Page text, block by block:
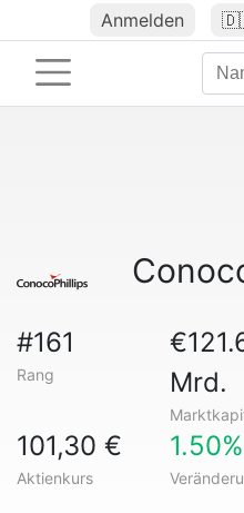
Anmelden
#161
Rang
Mrd.
101,30 €
Aktienkurs
1.50%